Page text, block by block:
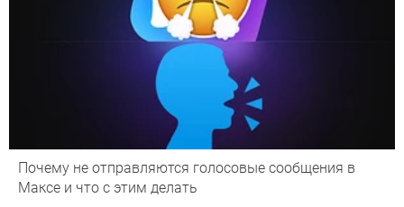
Почему не отправляются голосовые сообщения в
Максе и что с этим делать